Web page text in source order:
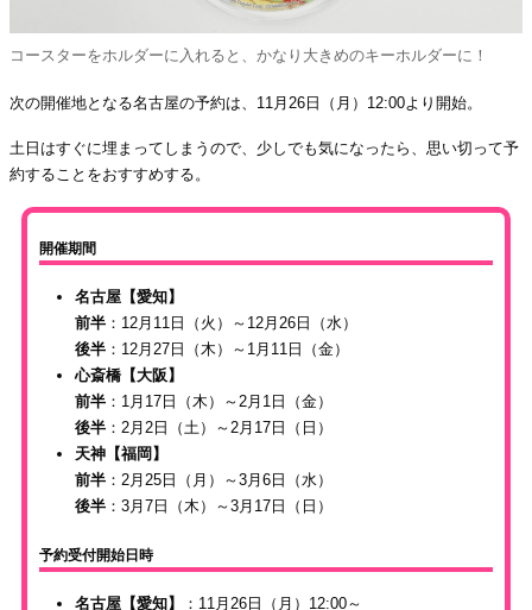
コースターをホルダーに入れると、かなり大きめのキーホルダーに！
次の開催地となる名古屋の予約は、11月26日（月）12:00より開始。
土日はすぐに埋まってしまうので、少しでも気になったら、思い切って予
約することをおすすめする。
開催期間
名古屋【愛知】
前半 ：12月11日（火）～12月26日（水）
後半 ：12月27日（木）～1月11日（金）
心斎橋【大阪】
前半 ：1月17日（木）～2月1日（金）
後半 ：2月2日（土）～2月17日（日）
天神【福岡】
前半 ：2月25日（月）～3月6日（水）
後半 ：3月7日（木）～3月17日（日）
予約受付開始日時
名古屋【愛知】 ：11月26日（月）12:00～